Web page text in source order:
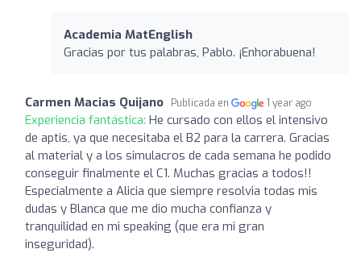
Academia MatEnglish
Gracias por tus palabras, Pablo. ¡Enhorabuena!
Carmen Macias Quijano Publicada en 1 year ago
Experiencia fantástica: He cursado con ellos el intensivo
de aptis, ya que necesitaba el B2 para la carrera. Gracias
al material y a los simulacros de cada semana he podido
conseguir finalmente el C1. Muchas gracias a todos!!
Especialmente a Alicia que siempre resolvia todas mis
dudas y Blanca que me dio mucha confianza y
tranquilidad en mi speaking (que era mi gran
inseguridad).